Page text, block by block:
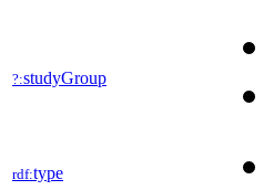
?:studyGroup
rdf:type